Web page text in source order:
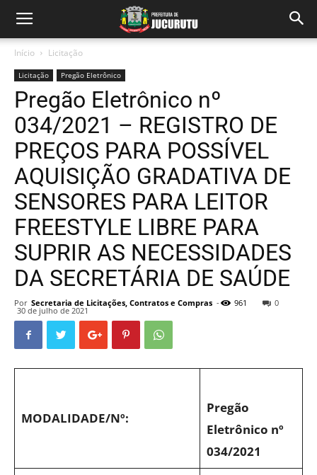
Início Licitação
Licitação Pregão Eletrônico
Pregão Eletrônico nº
034/2021 – REGISTRO DE
PREÇOS PARA POSSÍVEL
AQUISIÇÃO GRADATIVA DE
SENSORES PARA LEITOR
FREESTYLE LIBRE PARA
SUPRIR AS NECESSIDADES
DA SECRETÁRIA DE SAÚDE
Por Secretaria de Licitações, Contratos e Compras -
30 de julho de 2021
961 0
MODALIDADE/Nº:
Pregão
Eletrônico nº
034/2021